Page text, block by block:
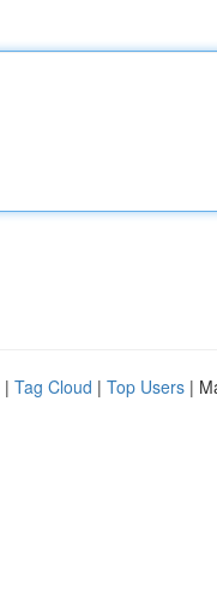
| Tag Cloud | Top Users |